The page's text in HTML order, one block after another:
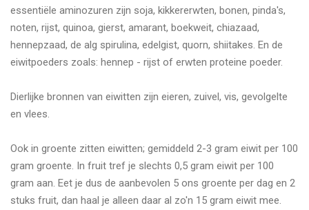
essentiële aminozuren zijn soja, kikkererwten, bonen, pinda's,
noten, rijst, quinoa, gierst, amarant, boekweit, chiazaad,
hennepzaad, de alg spirulina, edelgist, quorn, shiitakes. En de
eiwitpoeders zoals: hennep - rijst of erwten proteine poeder.
Dierlijke bronnen van eiwitten zijn eieren, zuivel, vis, gevolgelte
en vlees.
Ook in groente zitten eiwitten; gemiddeld 2-3 gram eiwit per 100
gram groente. In fruit tref je slechts 0,5 gram eiwit per 100
gram aan. Eet je dus de aanbevolen 5 ons groente per dag en 2
stuks fruit, dan haal je alleen daar al zo'n 15 gram eiwit mee.